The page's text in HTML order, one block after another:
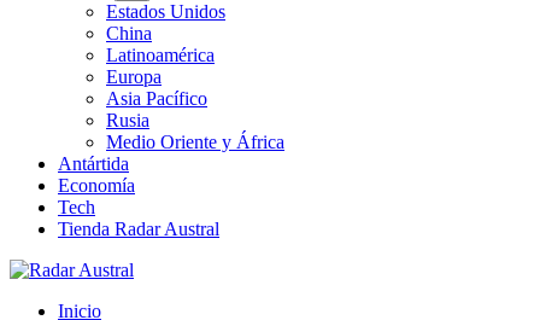
Estados Unidos
China
Latinoamérica
Europa
Asia Pacífico
Rusia
Medio Oriente y África
Antártida
Economía
Tech
Tienda Radar Austral
Inicio